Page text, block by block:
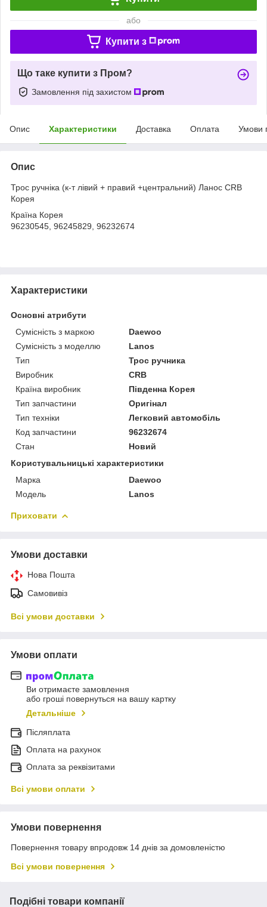
або
Купити з
Що таке купити з Пром?
Замовлення під захистом
Опис Характеристики Доставка Оплата Умови
Опис
Трос ручніка (к-т лівий + правий +центральний) Ланос CRB
Корея
Країна Корея
96230545, 96245829, 96232674
Характеристики
Основні атрибути
Сумісність з маркою
Daewoo
Сумісність з моделлю
Lanos
Тип
Трос ручника
Виробник
CRB
Країна виробник
Південна Корея
Тип запчастини
Оригінал
Тип техніки
Легковий автомобіль
Код запчастини
96232674
Стан
Новий
Користувальницькі характеристики
Марка
Daewoo
Модель
Lanos
Приховати
Умови доставки
Нова Пошта
Самовивіз
Всі умови доставки
Умови оплати
Ви отримаєте замовлення
або гроші повернуться на вашу картку
Детальніше
Післяплата
Оплата на рахунок
Оплата за реквізитами
Всі умови оплати
Умови повернення
Повернення товару впродовж 14 днів за домовленістю
Всі умови повернення
Подібні товари компанії